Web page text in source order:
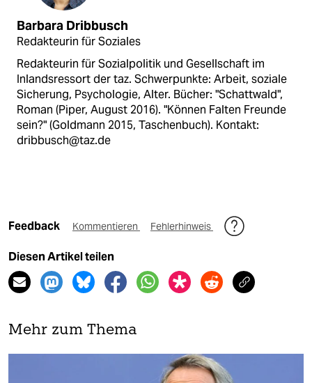
Barbara Dribbusch
Redakteurin für Soziales
Redakteurin für Sozialpolitik und Gesellschaft im
Inlandsressort der taz. Schwerpunkte: Arbeit, soziale
Sicherung, Psychologie, Alter. Bücher: "Schattwald",
Roman (Piper, August 2016). "Können Falten Freunde
sein?" (Goldmann 2015, Taschenbuch). Kontakt:
dribbusch@taz.de
Feedback Kommentieren Fehlerhinweis
Diesen Artikel teilen
Mehr zum Thema